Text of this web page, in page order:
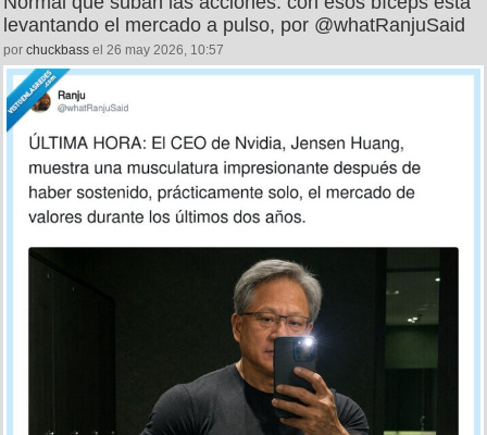
levantando el mercado a pulso, por @whatRanjuSaid
por chuckbass el 26 may 2026, 10:57